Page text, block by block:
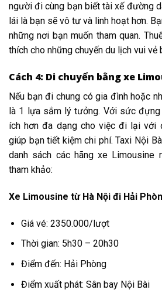
người đicùng bạn biếttài xếđường
lái là bạn sẽ vô tư và linh hoạt hơn.
những nơi bạn muốn tham quan.
thích cho những chuyến du lịch vui vẻ
Cách 4: Di chuyển bằng xe
Nếu bạn đi chung cógia đình hoặc
là 1 lựa sắmlý tưởng. Với sứcđựng
ích hơnđa dạngcho việcđi lại với
giúp bạntiết kiệmchi phí. Taxi Nội
danh sách cáchãng xe Limousine
tham khảo:
Xe Limousine từ Hà Nội đi Hải
Giá vé: 2350.000/lượt
Thời gian: 5h30 – 20h30
Điểm đến: Hải Phòng
Điểm xuất phát: Sân bay Nội Bài